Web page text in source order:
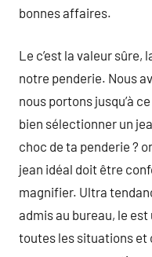
bonnes affaires.
Le c’est la valeur sûre,
notre penderie. Nous
nous portons jusqu’à
bien sélectionner un
choc de ta penderie ?
jean idéal doit être
magnifier. Ultra
admis au bureau, le est
toutes les situations et